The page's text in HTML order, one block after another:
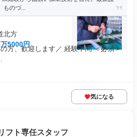
ものづ...
北方
5000円
方、歓迎します／ 経験不問 ＜必須＞
気になる
フト専任スタッフ